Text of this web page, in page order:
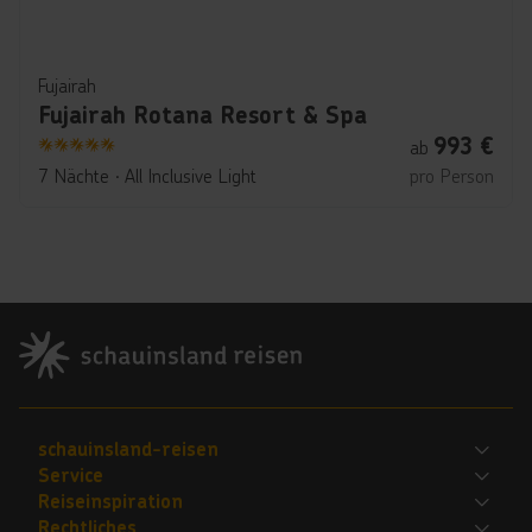
Fujairah
Fujairah Rotana Resort & Spa
5
7 Nächte ∙ All Inclusive Light
ab 993 €
pro Person
Footer navigation
schauinsland-reisen
Bewerte uns
Jobs
Service
FAQ
Reiseinspiration